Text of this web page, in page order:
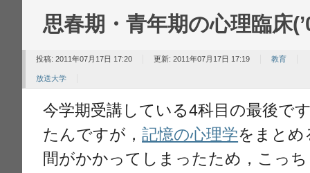
思春期・青年期の心理臨床
投稿: 2011年07月17日 17:20 更新: 2011年07月17日 17:19 教育
放送大学
今学期受講している4科目の最後で
たんですが，記憶の心理学をまとめ
間がかかってしまったため，こっ